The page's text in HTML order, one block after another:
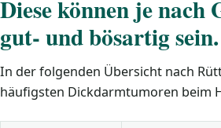
Diese können je nach
gut- und bösartig sein.
In der folgenden Übersicht nach
häufigsten Dickdarmtumoren beim